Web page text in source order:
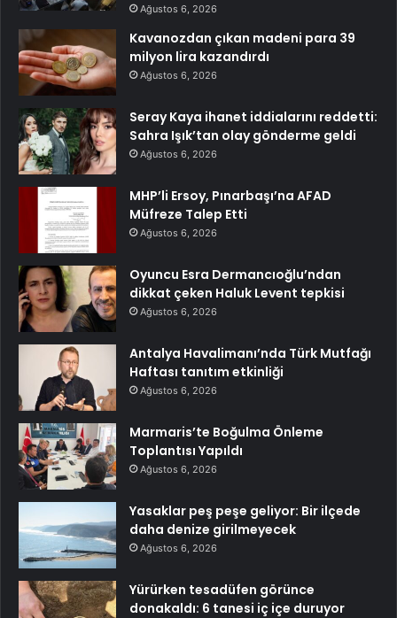
Ağustos 6, 2026
Kavanozdan çıkan madeni para 39
milyon lira kazandırdı
Ağustos 6, 2026
Seray Kaya ihanet iddialarını reddetti:
Sahra Işık’tan olay gönderme geldi
Ağustos 6, 2026
MHP’li Ersoy, Pınarbaşı’na AFAD
Müfreze Talep Etti
Ağustos 6, 2026
Oyuncu Esra Dermancıoğlu’ndan
dikkat çeken Haluk Levent tepkisi
Ağustos 6, 2026
Antalya Havalimanı’nda Türk Mutfağı
Haftası tanıtım etkinliği
Ağustos 6, 2026
Marmaris’te Boğulma Önleme
Toplantısı Yapıldı
Ağustos 6, 2026
Yasaklar peş peşe geliyor: Bir ilçede
daha denize girilmeyecek
Ağustos 6, 2026
Yürürken tesadüfen görünce
donakaldı: 6 tanesi iç içe duruyor